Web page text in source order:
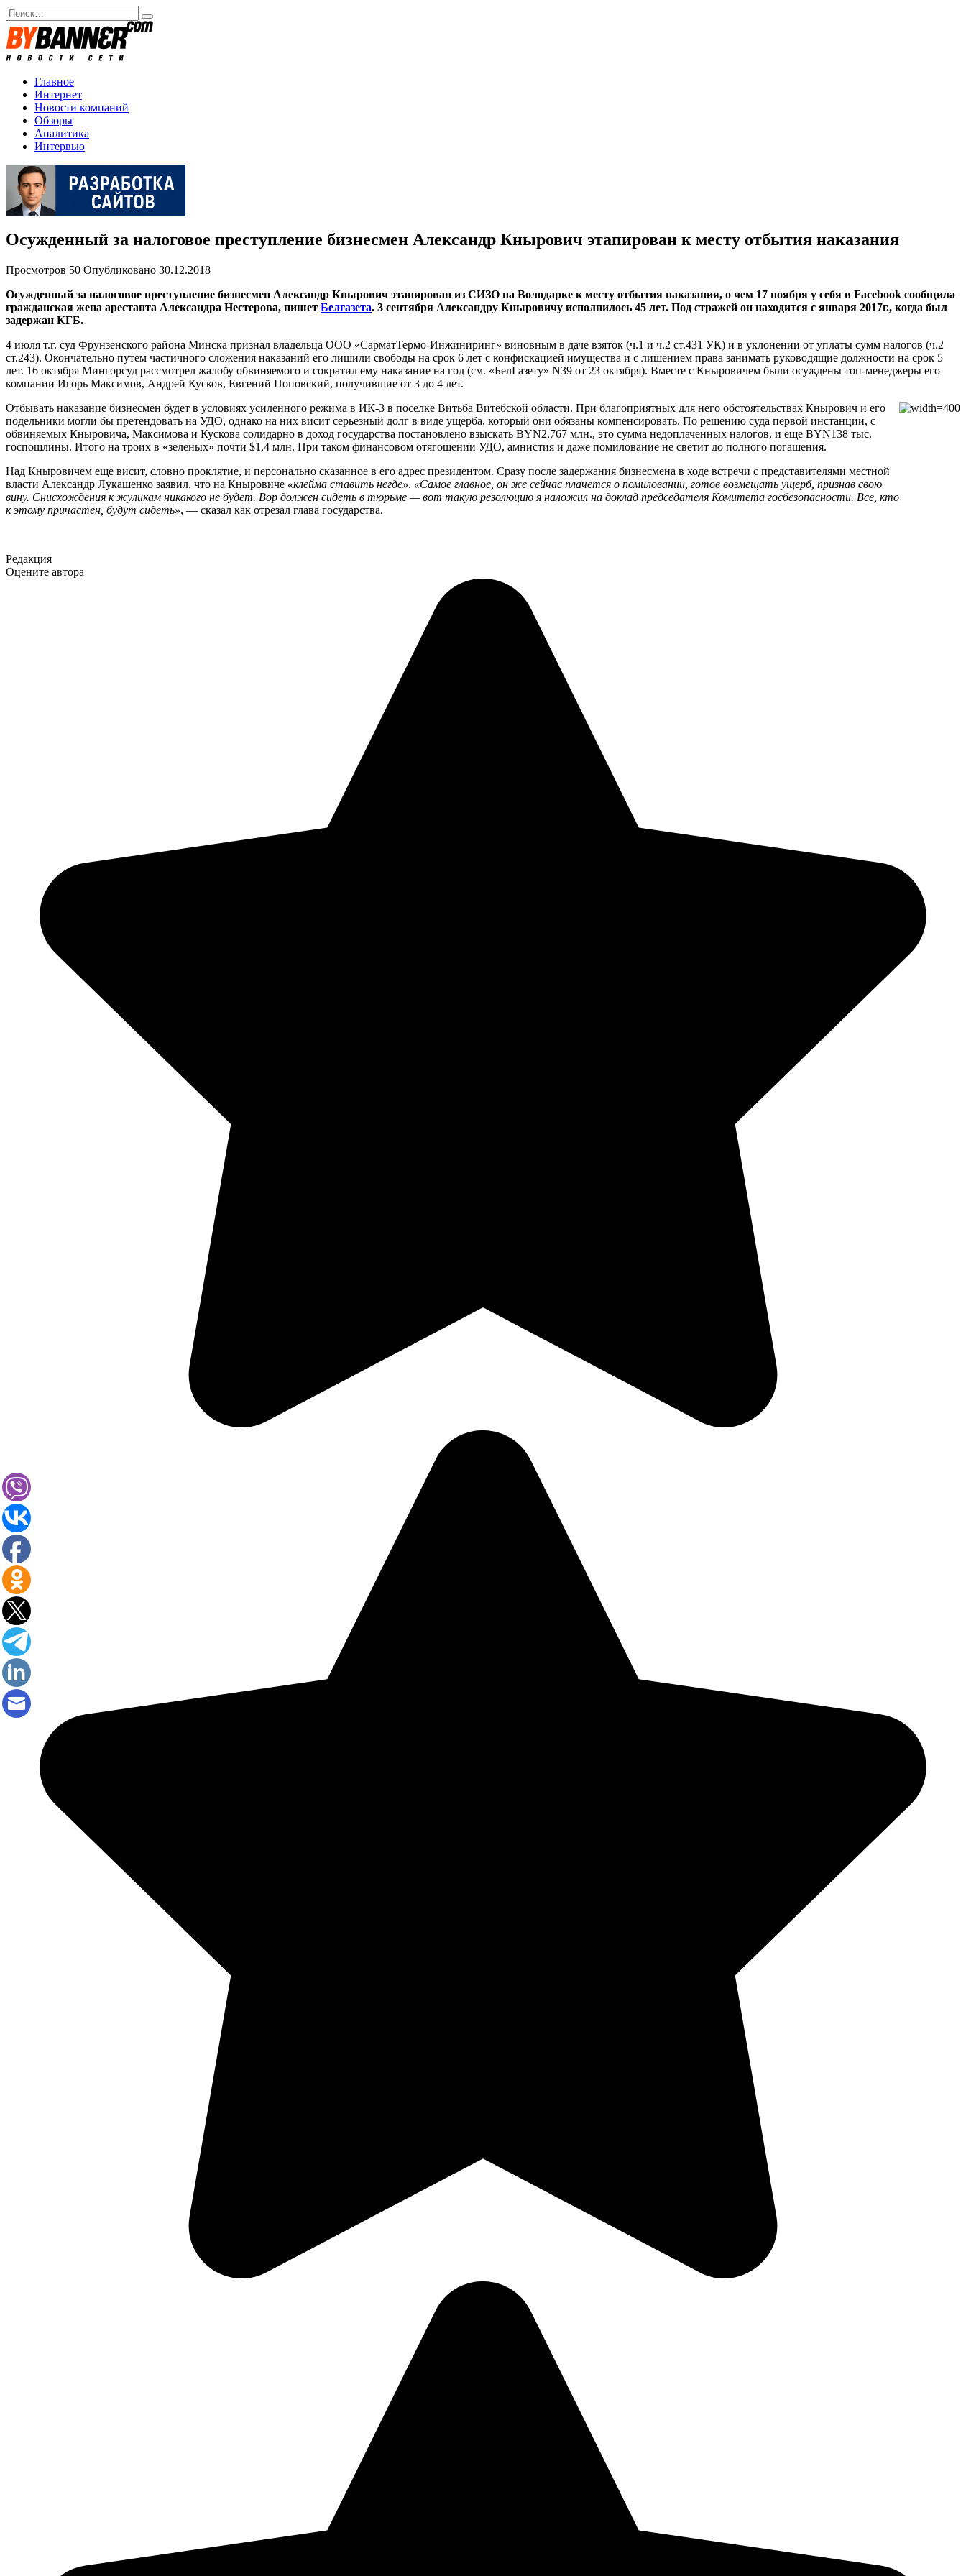
Перейти
к
содержанию
Search
for:
Главное
Интернет
Новости компаний
Обзоры
Аналитика
Интервью
Осужденный за налоговое преступление бизнесмен Александр Кнырович этапирован к месту отбытия наказания
Просмотров 50 Опубликовано 30.12.2018
Осужденный за налоговое преступление бизнесмен Александр Кнырович этапирован из СИЗО на Володарке к месту отбытия наказания, о чем 17 ноября у себя в Facebook сообщила
гражданская жена арестанта Александра Нестерова, пишет Белгазета. 3 сентября Александру Кныровичу исполнилось 45 лет. Под стражей он находится с января 2017г., когда был
задержан КГБ.
4 июля т.г. суд Фрунзенского района Минска признал владельца ООО «СарматТермо-Инжиниринг» виновным в даче взяток (ч.1 и ч.2 ст.431 УК) и в уклонении от уплаты сумм налогов (ч.2
ст.243). Окончательно путем частичного сложения наказаний его лишили свободы на срок 6 лет с конфискацией имущества и с лишением права занимать руководящие должности на срок 5
лет. 16 октября Мингорсуд рассмотрел жалобу обвиняемого и сократил ему наказание на год (см. «БелГазету» N39 от 23 октября). Вместе с Кныровичем были осуждены топ-менеджеры его
компании Игорь Максимов, Андрей Кусков, Евгений Поповский, получившие от 3 до 4 лет.
Отбывать наказание бизнесмен будет в условиях усиленного режима в ИК-3 в поселке Витьба Витебской области. При благоприятных для него обстоятельствах Кнырович и его
подельники могли бы претендовать на УДО, однако на них висит серьезный долг в виде ущерба, который они обязаны компенсировать. По решению суда первой инстанции, с
обвиняемых Кныровича, Максимова и Кускова солидарно в доход государства постановлено взыскать BYN2,767 млн., это сумма недоплаченных налогов, и еще BYN138 тыс.
госпошлины. Итого на троих в «зеленых» почти $1,4 млн. При таком финансовом отягощении УДО, амнистия и даже помилование не светит до полного погашения.
Над Кныровичем еще висит, словно проклятие, и персонально сказанное в его адрес президентом. Сразу после задержания бизнесмена в ходе встречи с представителями местной
власти Александр Лукашенко заявил, что на Кныровиче «клейма ставить негде». «Самое главное, он же сейчас плачется о помиловании, готов возмещать ущерб, признав свою
вину. Снисхождения к жуликам никакого не будет. Вор должен сидеть в тюрьме — вот такую резолюцию я наложил на доклад председателя Комитета госбезопасности. Все, кто
к этому причастен, будут сидеть», — сказал как отрезал глава государства.
Редакция
Оцените автора